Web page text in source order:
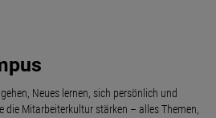
Neues lernen, sich persönlich und
die Mitarbeiterkultur stärken – alles Themen,